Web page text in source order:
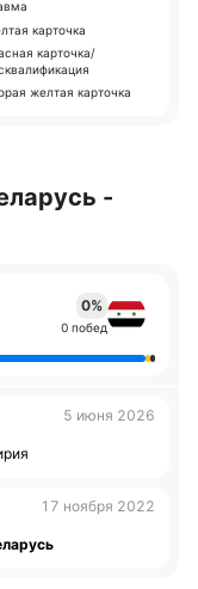
карточка
карточка/
желтая карточка
-
0%
0 побед
5 июня 2026
17 ноября 2022